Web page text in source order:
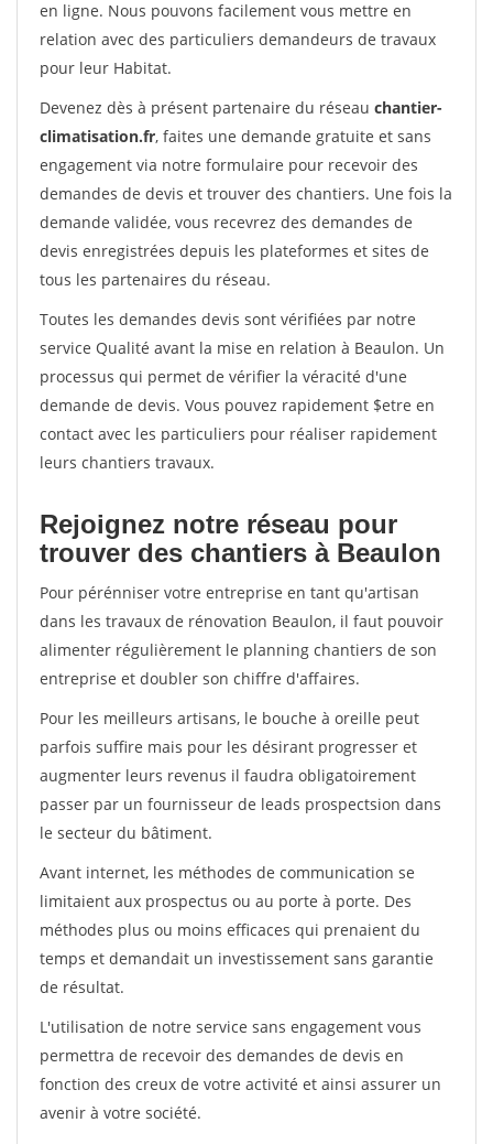
en ligne. Nous pouvons facilement vous mettre en
relation avec des particuliers demandeurs de travaux
pour leur Habitat.
Devenez dès à présent partenaire du réseau chantier-
climatisation.fr, faites une demande gratuite et sans
engagement via notre formulaire pour recevoir des
demandes de devis et trouver des chantiers. Une fois la
demande validée, vous recevrez des demandes de
devis enregistrées depuis les plateformes et sites de
tous les partenaires du réseau.
Toutes les demandes devis sont vérifiées par notre
service Qualité avant la mise en relation à Beaulon. Un
processus qui permet de vérifier la véracité d'une
demande de devis. Vous pouvez rapidement $etre en
contact avec les particuliers pour réaliser rapidement
leurs chantiers travaux.
Rejoignez notre réseau pour
trouver des chantiers à Beaulon
Pour pérénniser votre entreprise en tant qu'artisan
dans les travaux de rénovation Beaulon, il faut pouvoir
alimenter régulièrement le planning chantiers de son
entreprise et doubler son chiffre d'affaires.
Pour les meilleurs artisans, le bouche à oreille peut
parfois suffire mais pour les désirant progresser et
augmenter leurs revenus il faudra obligatoirement
passer par un fournisseur de leads prospectsion dans
le secteur du bâtiment.
Avant internet, les méthodes de communication se
limitaient aux prospectus ou au porte à porte. Des
méthodes plus ou moins efficaces qui prenaient du
temps et demandait un investissement sans garantie
de résultat.
L'utilisation de notre service sans engagement vous
permettra de recevoir des demandes de devis en
fonction des creux de votre activité et ainsi assurer un
avenir à votre société.